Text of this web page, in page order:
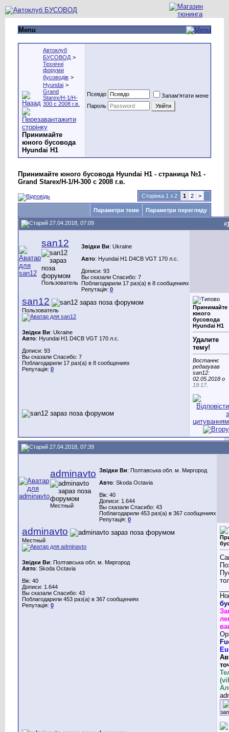
Menu
Автоклуб
БУСОВОД >
Технічні
форуми
бусоводів >
Hyundai >
Grand
Starex/H-1/H-
300 с 2008 г.в.
Принимайте
юного бусовода
Hyundai H1
Псевдо
Запам'ятати мене
Пароль
Принимайте юного бусовода Hyundai H1 - страница №1 -
Grand Starex/H-1/H-300 с 2008 г.в.
Сторінка 1 з 2 1 2 >
Параметри теми Параметри перегляду
27.04.2018, 07:09 #
san12
Пользователь
Звідки Ви: Ukraine
Авто: Hyundai H1 D4CB VGT 170 л.с.
Дописи: 93
Вы сказали Спасибо: 7
Поблагодарили 17 раз(а) в 8 сообщениях
Репутація: 0
san12
Пользователь
Звідки Ви: Ukraine
Авто: Hyundai H1 D4CB VGT 170 л.с.
Дописи: 93
Вы сказали Спасибо: 7
Поблагодарили 17 раз(а) в 8 сообщениях
Репутація: 0
Принимайте
юного
бусовода
Hyundai H1
Удалите
тему!
Востаннє
редагував
san12:
02.05.2018 о
19:17.
27.04.2018, 07:39
adminavto
Местный
Звідки Ви: Полтавська обл. м. Миргород
Авто: Skoda Octavia
Вік: 40
Дописи: 1.644
Вы сказали Спасибо: 43
Поблагодарили 453 раз(а) в 367 сообщениях
Репутація: 0
adminavto
Местный
Звідки Ви: Полтавська обл. м. Миргород
Авто: Skoda Octavia
Вік: 40
Дописи: 1.644
Вы сказали Спасибо: 43
Поблагодарили 453 раз(а) в 367 сообщениях
Репутація: 0